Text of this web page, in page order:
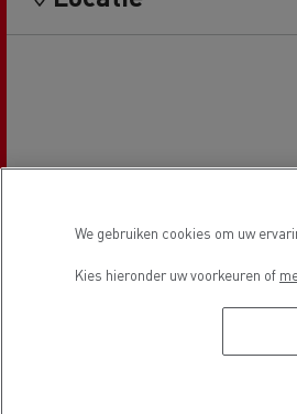
We gebruiken cookies om uw
Kies hieronder uw voorkeuren of